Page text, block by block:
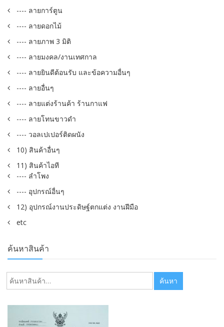
---- ลายการ์ตูน
---- ลายดอกไม้
---- ลายภาพ 3 มิติ
---- ลายมงคล/งานเทศกาล
---- ลายยินดีต้อนรับ และข้อความอื่นๆ
---- ลายอื่นๆ
---- ลายแต่งร้านค้า ร้านกาแฟ
---- ลายโทนขาวดำ
---- วอลเปเปอร์ติดผนัง
10) สินค้าอื่นๆ
11) สินค้าไอที
---- ลำโพง
---- อุปกรณ์อื่นๆ
12) อุปกรณ์งานประดิษฐ์ตกแต่ง งานฝีมือ
etc
ค้นหาสินค้า
ค้นหา: ค้นหา